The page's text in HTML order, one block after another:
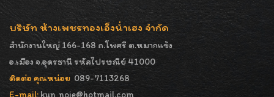
บริษัท ห้างเพชรทองเอ็งน่ำเฮง จำกัด
สำนักงานใหญ่ 166-168 ถ.โพศรี ต.หมากแข้ง
อ.เมือง จ.อุดรธานี รหัสไปรษณีย์ 41000
ติดต่อ คุณหน่อย 089-7113268
E-mail: kun_noie@hotmail.com